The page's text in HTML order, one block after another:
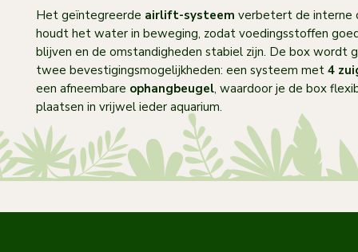
Het geïntegreerde airlift-systeem verbetert de interne
houdt het water in beweging, zodat voedingsstoffen
blijven en de omstandigheden stabiel zijn. De box wordt
twee bevestigingsmogelijkheden: een systeem met 4
een afneembare ophangbeugel, waardoor je de box
plaatsen in vrijwel ieder aquarium.